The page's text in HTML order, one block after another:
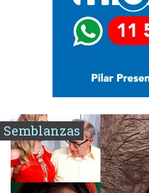
Semblanzas